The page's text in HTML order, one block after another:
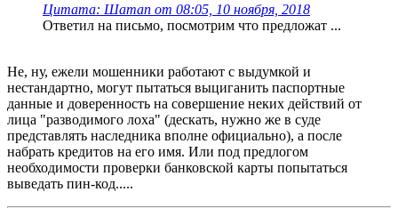
Цитата: Шаman от 08:05, 10 ноября, 2018
Ответил на письмо, посмотрим что предложат ...
Не, ну, ежели мошенники работают с выдумкой и
нестандартно, могут пытаться выциганить паспортные
данные и доверенность на совершение неких действий от
лица "разводимого лоха" (дескать, нужно же в суде
представлять наследника вполне официально), а после
набрать кредитов на его имя. Или под предлогом
необходимости проверки банковской карты попытаться
выведать пин-код.....